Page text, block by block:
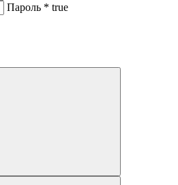
Пароль * true